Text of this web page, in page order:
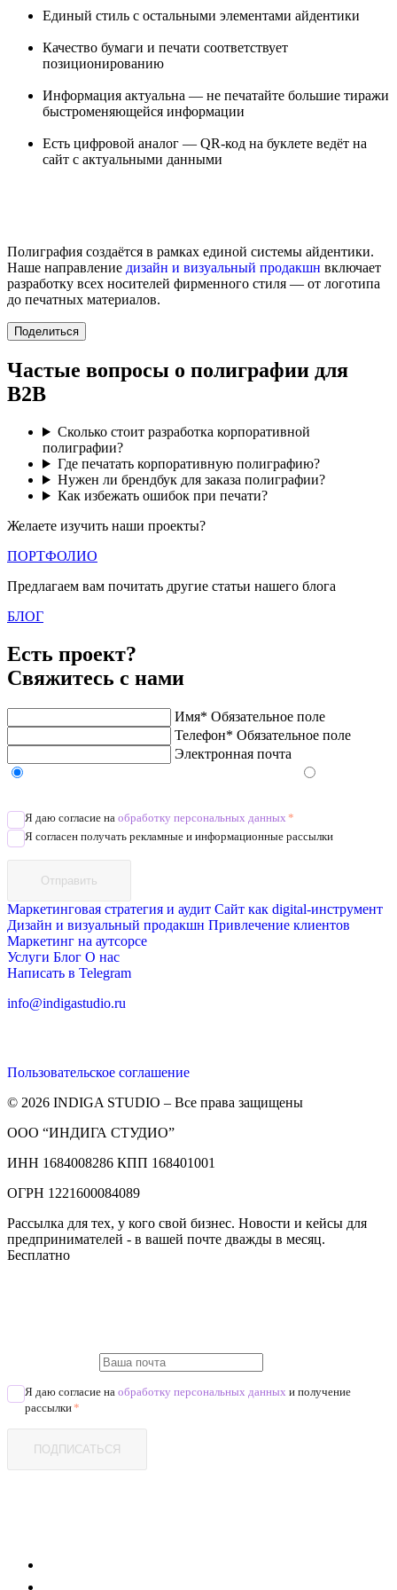
Единый стиль с остальными элементами айдентики
Качество бумаги и печати соответствует
позиционированию
Информация актуальна — не печатайте большие тиражи
быстроменяющейся информации
Есть цифровой аналог — QR-код на буклете ведёт на
сайт с актуальными данными
Полиграфия создаётся в рамках единой системы айдентики.
Наше направление дизайн и визуальный продакшн включает
разработку всех носителей фирменного стиля — от логотипа
до печатных материалов.
Поделиться
Частые вопросы о полиграфии для
B2B
Сколько стоит разработка корпоративной
полиграфии?
Где печатать корпоративную полиграфию?
Нужен ли брендбук для заказа полиграфии?
Как избежать ошибок при печати?
Желаете изучить наши проекты?
ПОРТФОЛИО
Предлагаем вам почитать другие статьи нашего блога
БЛОГ
Есть проект?
Свяжитесь с нами
Имя* Обязательное поле
Телефон* Обязательное поле
Электронная почта
Я даю согласие на обработку персональных данных *
Я согласен получать рекламные и информационные рассылки
Отправить
Маркетинговая стратегия и аудит Сайт как digital-инструмент
Дизайн и визуальный продакшн Привлечение клиентов
Маркетинг на аутсорсе
Услуги Блог О нас
Написать в Telegram
info@indigastudio.ru
Пользовательское соглашение
© 2026 INDIGA STUDIO – Все права защищены
ООО “ИНДИГА СТУДИО”
ИНН 1684008286 КПП 168401001
ОГРН 1221600084089
Рассылка для тех, у кого свой бизнес. Новости и кейсы для
предпринимателей - в вашей почте дважды в месяц.
Бесплатно
Я даю согласие на обработку персональных данных и получение
рассылки*
ПОДПИСАТЬСЯ